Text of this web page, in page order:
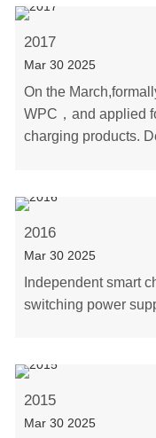
2017
Mar 30 2025
On the
WPC，and applied
charging products. Designed and mass-produced the
2016
Mar 30 2025
Independent smart
switching power
2015
Mar 30 2025